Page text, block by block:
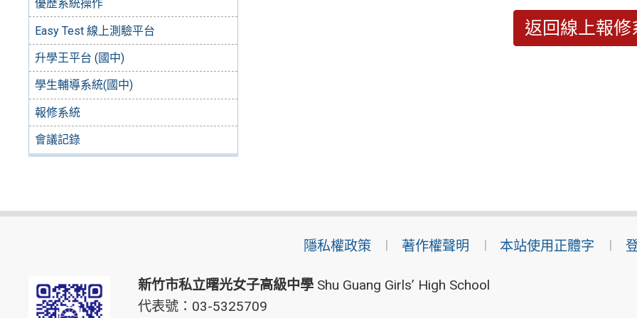
優歷系統操作
Easy Test 線上測驗平台
升學王平台 (國中)
學生輔導系統(國中)
報修系統
會議記錄
返回線上報修
隱私權政策 著作權聲明 本站使用正體字
新竹市私立曙光女子高級中學Shu Guang Girls’ High School
代表號：03-5325709